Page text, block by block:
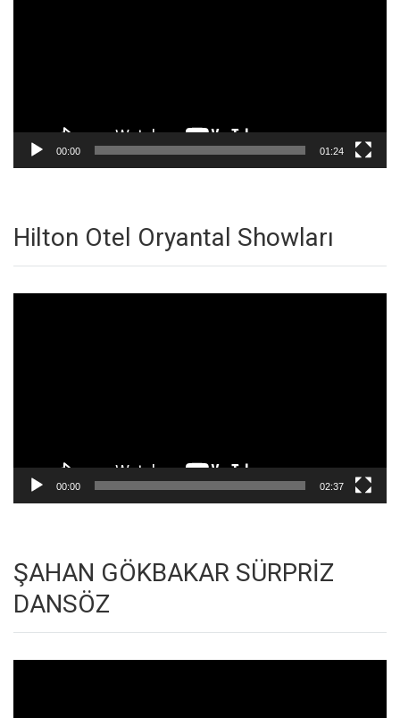
00:00 01:24
Hilton Otel Oryantal Showları
00:00 02:37
ŞAHAN GÖKBAKAR SÜRPRİZ
DANSÖZ